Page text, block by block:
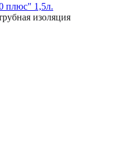
плюс" 1,5л.
изоляция